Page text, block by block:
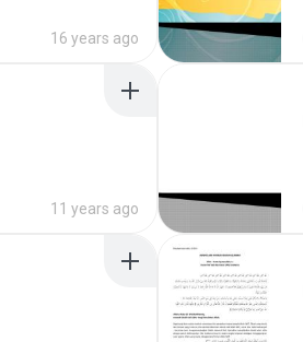
16 years ago
11 years ago